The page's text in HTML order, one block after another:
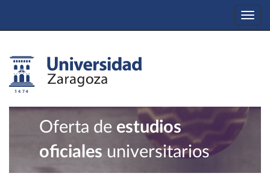
Oferta de estudios
oficiales universitarios